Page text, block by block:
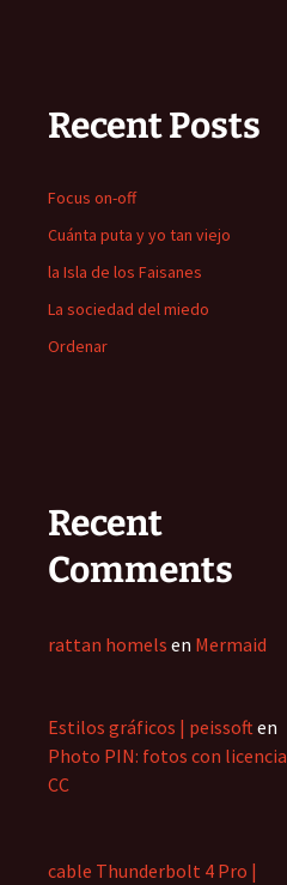
Recent Posts
Focus on-off
Cuánta puta y yo tan viejo
la Isla de los Faisanes
La sociedad del miedo
Ordenar
Recent
Comments
rattan homels en Mermaid
Estilos gráficos | peissoften
Photo PIN: fotos con licencia
CC
cable Thunderbolt 4 Pro |